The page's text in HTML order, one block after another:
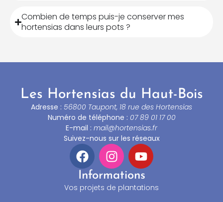
Combien de temps puis-je conserver mes
hortensias dans leurs pots ?
Les Hortensias du Haut-Bois
Adresse : 56800 Taupont, 18 rue des Hortensias
Numéro de téléphone : 07 89 01 17 00
E-mail : mail@hortensias.fr
Suivez-nous sur les réseaux
Informations
Vos projets de plantations